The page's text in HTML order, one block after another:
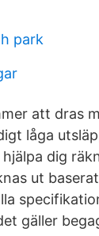
park
att dras
låga
dig
ut
gäller